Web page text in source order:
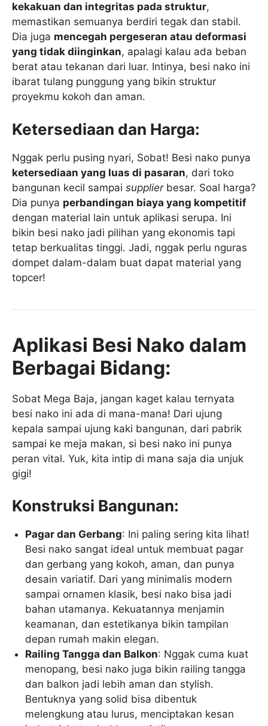
kekakuan dan integritas pada struktur,
memastikan semuanya berdiri tegak dan stabil.
Dia juga mencegah pergeseran atau deformasi
yang tidak diinginkan, apalagi kalau ada beban
berat atau tekanan dari luar. Intinya, besi nako ini
ibarat tulang punggung yang bikin struktur
proyekmu kokoh dan aman.
Ketersediaan dan Harga:
Nggak perlu pusing nyari, Sobat! Besi nako punya
ketersediaan yang luas di pasaran, dari toko
bangunan kecil sampai supplierbesar. Soal harga?
Dia punya perbandingan biaya yang kompetitif
dengan material lain untuk aplikasi serupa. Ini
bikin besi nako jadi pilihan yang ekonomis tapi
tetap berkualitas tinggi. Jadi, nggak perlu nguras
dompet dalam-dalam buat dapat material yang
topcer!
Aplikasi Besi Nako dalam
Berbagai Bidang:
Sobat Mega Baja, jangan kaget kalau ternyata
besi nako ini ada di mana-mana! Dari ujung
kepala sampai ujung kaki bangunan, dari pabrik
sampai ke meja makan, si besi nako ini punya
peran vital. Yuk, kita intip di mana saja dia unjuk
gigi!
Konstruksi Bangunan:
Pagar dan Gerbang: Ini paling sering kita lihat!
Besi nako sangat ideal untuk membuat pagar
dan gerbang yang kokoh, aman, dan punya
desain variatif. Dari yang minimalis modern
sampai ornamen klasik, besi nako bisa jadi
bahan utamanya. Kekuatannya menjamin
keamanan, dan estetikanya bikin tampilan
depan rumah makin elegan.
Railing Tangga dan Balkon: Nggak cuma kuat
menopang, besi nako juga bikin railing tangga
dan balkon jadi lebih aman dan stylish.
Bentuknya yang solid bisa dibentuk
melengkung atau lurus, menciptakan kesan